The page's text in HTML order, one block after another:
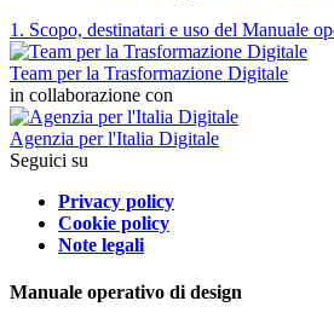
1. Scopo, destinatari e uso del Manuale
Team per la Trasformazione Digitale
in collaborazione con
Agenzia per l'Italia Digitale
Seguici su
Privacy policy
Cookie policy
Note legali
Manuale operativo di design